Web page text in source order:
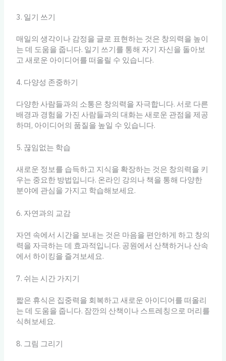
3. 일기 쓰기
매일의 생각이나 감정을 글로 표현하는 것은 창의력을 높이
는 데 도움을 줍니다. 일기 쓰기를 통해 자기 자신을 돌아보
고 새로운 아이디어를 떠올릴 수 있습니다.
4. 다양성 존중하기
다양한 사람들과의 소통은 창의력을 자극합니다. 서로 다른
배경과 경험을 가진 사람들과의 대화는 새로운 관점을 제공
하며, 아이디어의 품질을 높일 수 있습니다.
5. 끊임없는 학습
새로운 정보를 습득하고 지식을 확장하는 것은 창의력을 키
우는 중요한 방법입니다. 온라인 강의나 책을 통해 다양한
분야에 관심을 가지고 학습해보세요.
6. 자연과의 교감
자연 속에서 시간을 보내는 것은 마음을 편안하게 하고 창의
력을 자극하는 데 효과적입니다. 공원에서 산책하거나 산속
에서 하이킹을 즐겨보세요.
7. 쉬는 시간 가지기
짧은 휴식은 집중력을 회복하고 새로운 아이디어를 떠올리
는 데 도움을 줍니다. 잠깐의 산책이나 스트레칭으로 머리를
식혀보세요.
8. 그림 그리기